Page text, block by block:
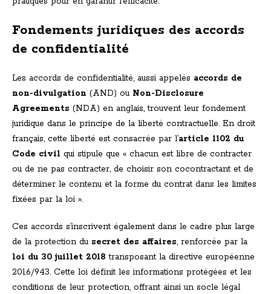
Fondements juridiques des accords
de confidentialité
Les accords de confidentialité, aussi appelés accords de
non-divulgation (AND) ou Non-Disclosure
Agreements (NDA) en anglais, trouvent leur fondement
juridique dans le principe de la liberté contractuelle. En droit
français, cette liberté est consacrée par l’article 1102 du
Code civil qui stipule que « chacun est libre de contracter
ou de ne pas contracter, de choisir son cocontractant et de
déterminer le contenu et la forme du contrat dans les limites
fixées par la loi ».
Ces accords s’inscrivent également dans le cadre plus large
de la protection du secret des affaires, renforcée par la
loi du 30 juillet 2018 transposant la directive européenne
2016/943. Cette loi définit les informations protégées et les
conditions de leur protection, offrant ainsi un socle légal